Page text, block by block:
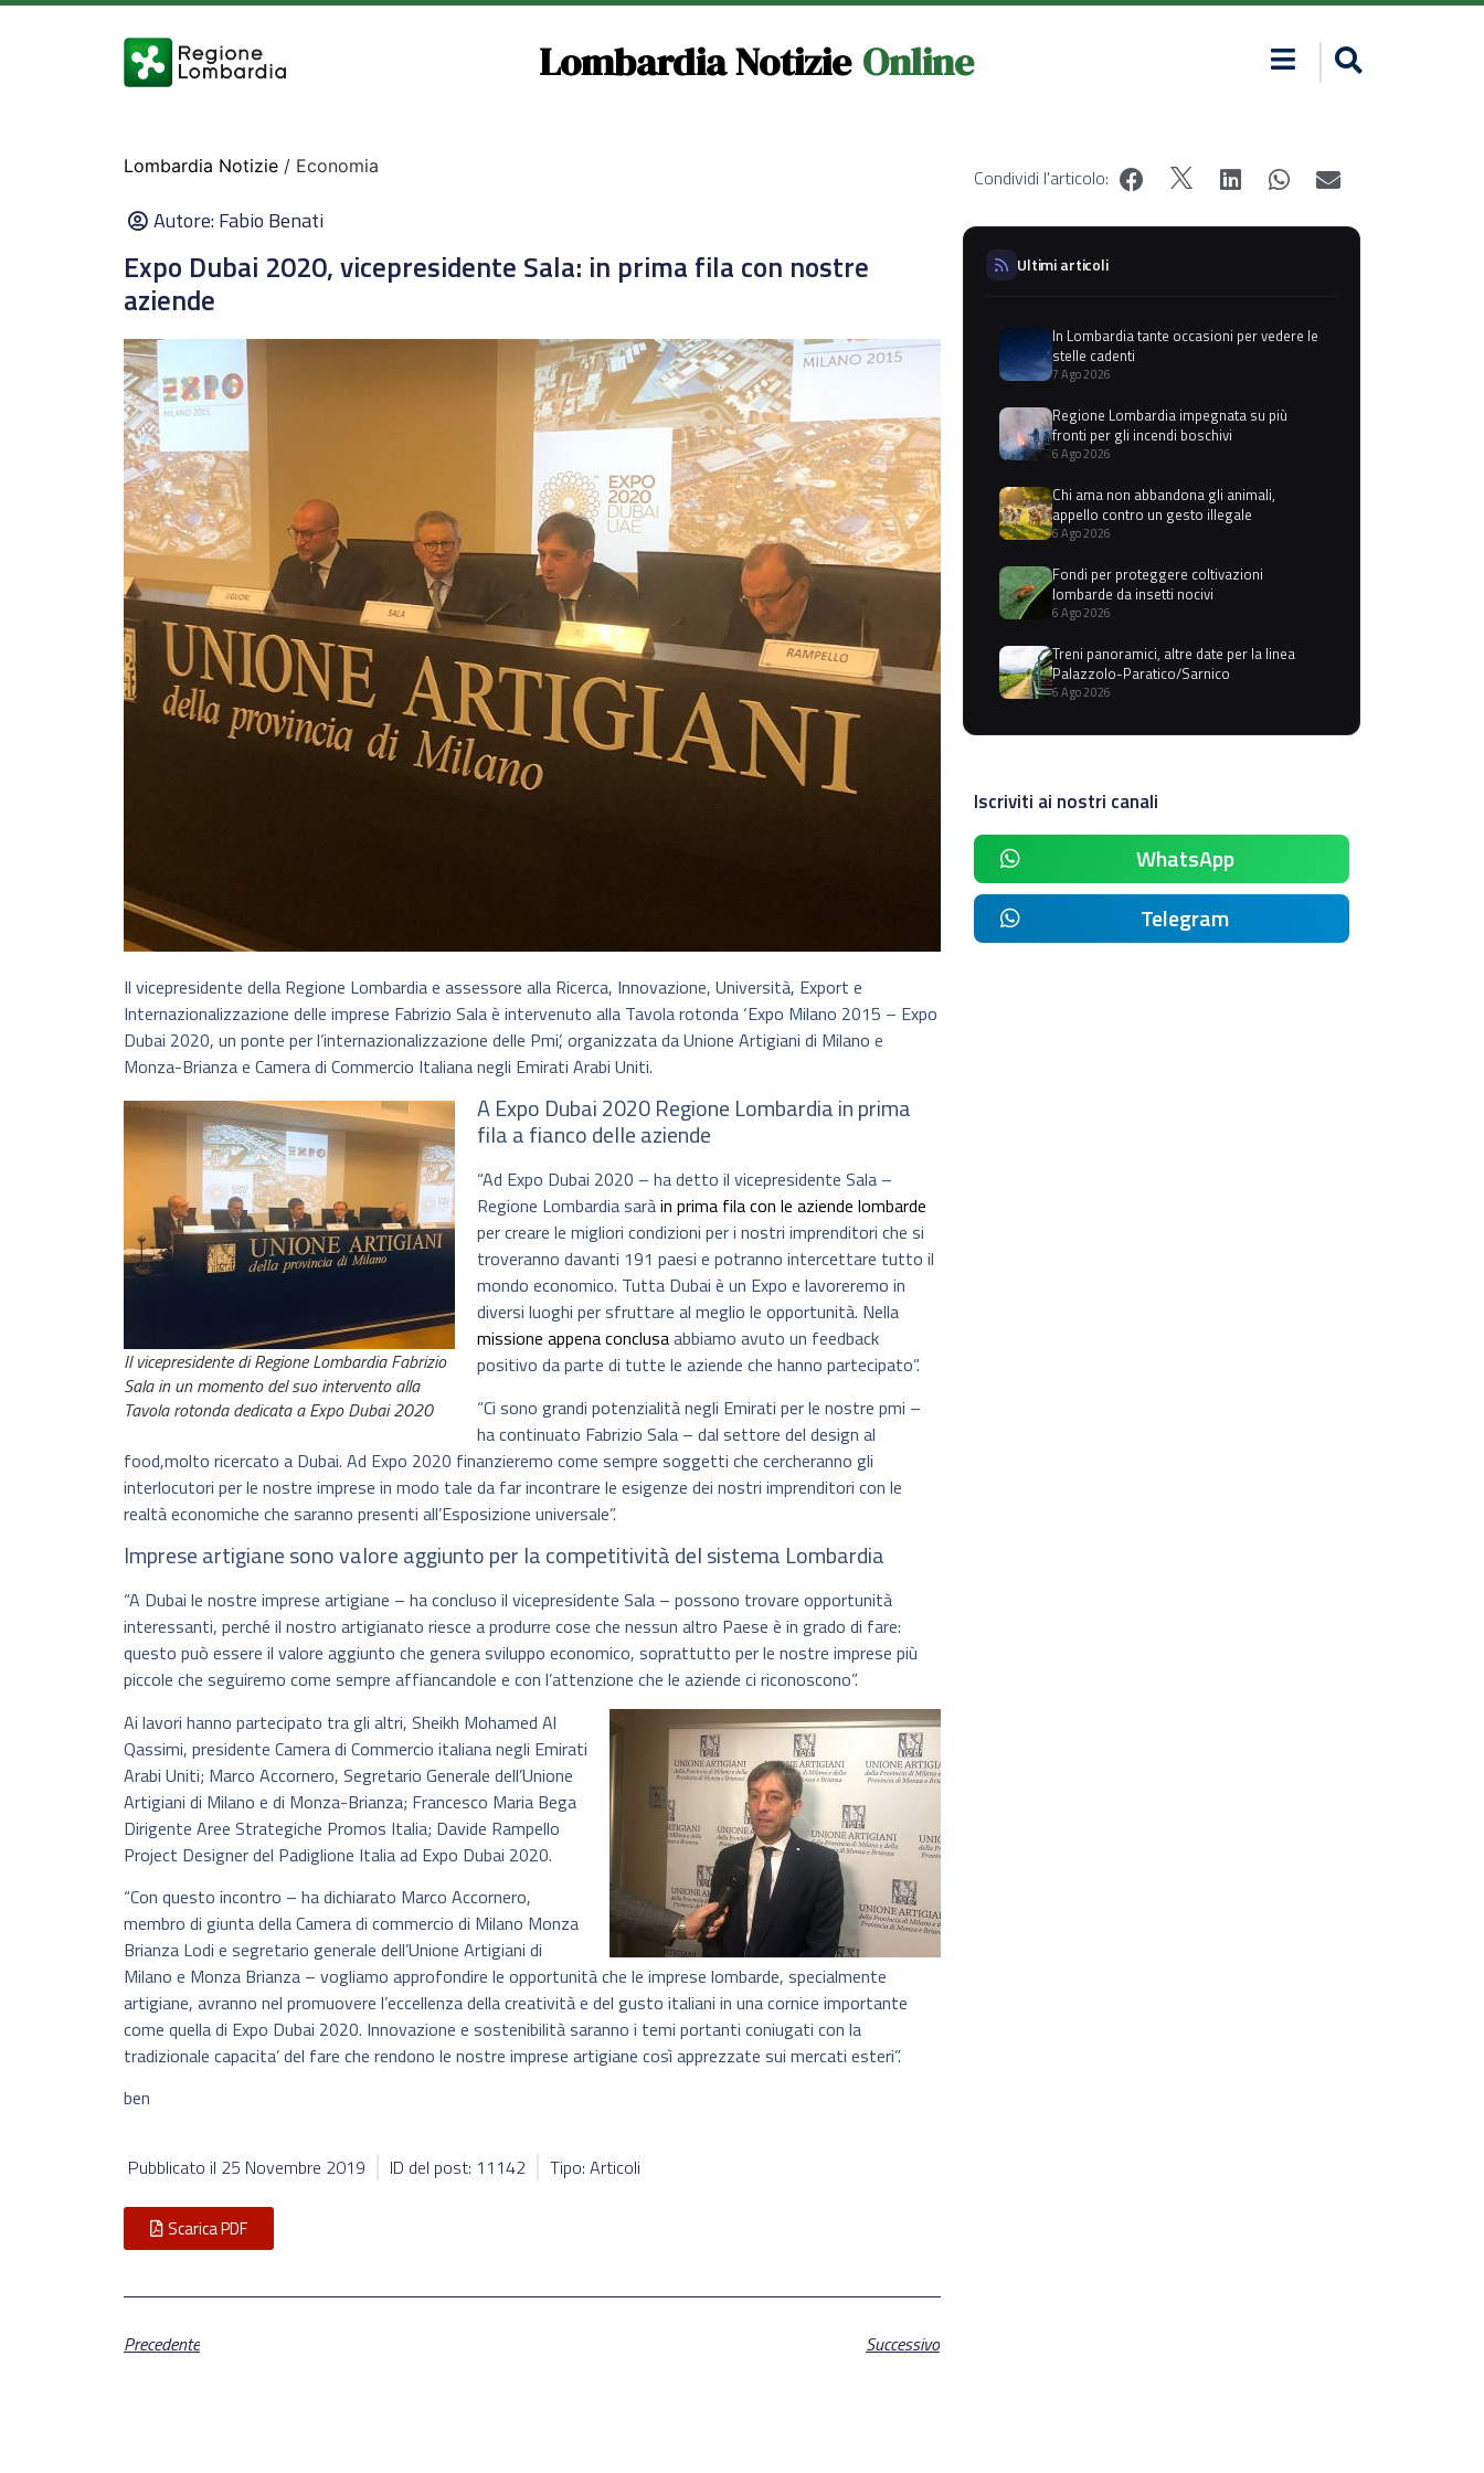
Lombardia Notizie Online
Lombardia Notizie / Economia
Autore:Fabio Benati
Expo Dubai 2020, vicepresidente Sala: in prima fila con nostre
aziende
Il vicepresidente della Regione Lombardia e assessore alla Ricerca, Innovazione, Università, Export e
Internazionalizzazione delle imprese Fabrizio Sala è intervenuto alla Tavola rotonda ‘Expo Milano 2015 – Expo
Dubai 2020, un ponte per l’internazionalizzazione delle Pmi’, organizzata da Unione Artigiani di Milano e
Monza-Brianza e Camera di Commercio Italiana negli Emirati Arabi Uniti.
Il vicepresidente di Regione Lombardia Fabrizio
Sala in un momento del suo intervento alla
Tavola rotonda dedicata a Expo Dubai 2020
A Expo Dubai 2020 Regione Lombardia in prima
fila a fianco delle aziende
“Ad Expo Dubai 2020 – ha detto il vicepresidente Sala –
Regione Lombardia saràin prima fila con le aziende lombarde
per creare le migliori condizioni per i nostri imprenditori che si
troveranno davanti 191 paesi e potranno intercettare tutto il
mondo economico. Tutta Dubai è un Expo e lavoreremo in
diversi luoghi per sfruttare al meglio le opportunità. Nella
missione appena conclusaabbiamo avuto un feedback
positivo da parte di tutte le aziende che hanno partecipato”.
“Ci sono grandi potenzialità negli Emirati per le nostre pmi –
ha continuato Fabrizio Sala – dal settore del design al
food,molto ricercato a Dubai. Ad Expo 2020 finanzieremo come sempre soggetti che cercheranno gli
interlocutori per le nostre imprese in modo tale da far incontrare le esigenze dei nostri imprenditori con le
realtà economiche che saranno presenti all’Esposizione universale”.
Imprese artigiane sono valore aggiunto per la competitività del sistema Lombardia
“A Dubai le nostre imprese artigiane – ha concluso il vicepresidente Sala – possono trovare opportunità
interessanti, perché il nostro artigianato riesce a produrre cose che nessun altro Paese è in grado di fare:
questo può essere il valore aggiunto che genera sviluppo economico, soprattutto per le nostre imprese più
piccole che seguiremo come sempre affiancandole e con l’attenzione che le aziende ci riconoscono”.
Ai lavori hanno partecipato tra gli altri, Sheikh Mohamed Al
Qassimi, presidente Camera di Commercio italiana negli Emirati
Arabi Uniti; Marco Accornero, Segretario Generale dell’Unione
Artigiani di Milano e di Monza-Brianza; Francesco Maria Bega
Dirigente Aree Strategiche Promos Italia; Davide Rampello
Project Designer del Padiglione Italia ad Expo Dubai 2020.
“Con questo incontro – ha dichiarato Marco Accornero,
membro di giunta della Camera di commercio di Milano Monza
Brianza Lodi e segretario generale dell’Unione Artigiani di
Milano e Monza Brianza – vogliamo approfondire le opportunità che le imprese lombarde, specialmente
artigiane, avranno nel promuovere l’eccellenza della creatività e del gusto italiani in una cornice importante
come quella di Expo Dubai 2020. Innovazione e sostenibilità saranno i temi portanti coniugati con la
tradizionale capacita’ del fare che rendono le nostre imprese artigiane così apprezzate sui mercati esteri”.
ben
Pubblicato il 25 Novembre 2019 ID del post: 11142 Tipo: Articoli
Scarica PDF
Precedente Successivo
Condividi l'articolo:
Ultimi articoli
In Lombardia tante occasioni per vedere le
stelle cadenti
7 Ago 2026
Regione Lombardia impegnata su più
fronti per gli incendi boschivi
6 Ago 2026
Chi ama non abbandona gli animali,
appello contro un gesto illegale
6 Ago 2026
Fondi per proteggere coltivazioni
lombarde da insetti nocivi
6 Ago 2026
Treni panoramici, altre date per la linea
Palazzolo-Paratico/Sarnico
6 Ago 2026
Iscriviti ai nostri canali
WhatsApp
Telegram